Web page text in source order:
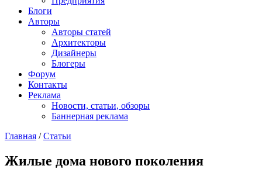
Блоги
Авторы
Авторы статей
Архитекторы
Дизайнеры
Блогеры
Форум
Контакты
Реклама
Новости, статьи, обзоры
Баннерная реклама
Главная / Статьи
Жилые дома нового поколения